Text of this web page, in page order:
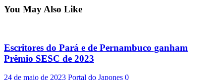
You May Also Like
Escritores do Pará e de Pernambuco ganham
Prêmio SESC de 2023
24 de maio de 2023 Portal do Japones 0